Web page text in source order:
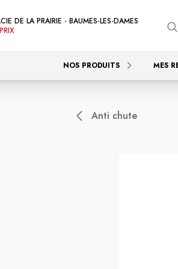
DE LA PRAIRIE - BAUMES-LES-DAMES
NOS PRODUITS MES
Anti chute